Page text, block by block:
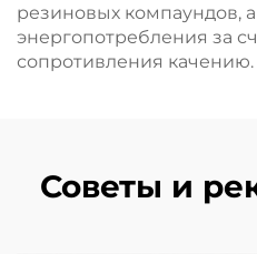
резиновых компаундов,
энергопотребления за
сопротивления качению.
Советы и